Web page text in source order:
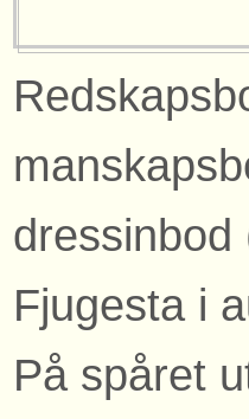
dressinbod
Fjugesta i
På spåret